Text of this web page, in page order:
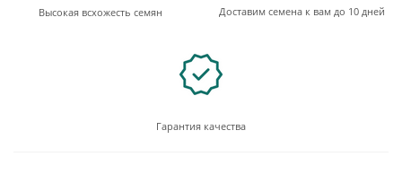
Высокая всхожесть семян Доставим семена к вам до 10 дней
Гарантия качества